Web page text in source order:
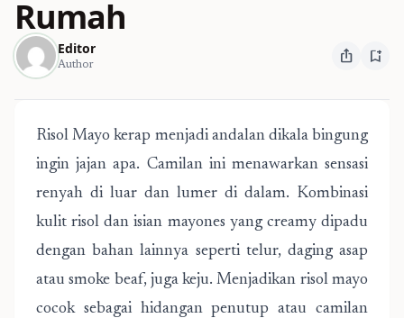
Rumah
Editor
Author ios_share bookmark_add
Risol Mayo kerap menjadi andalan dikala bingung
ingin jajan apa. Camilan ini menawarkan sensasi
renyah di luar dan lumer di dalam. Kombinasi
kulit risol dan isian mayones yang creamy dipadu
dengan bahan lainnya seperti telur, daging asap
atau smoke beaf, juga keju. Menjadikan risol mayo
cocok sebagai hidangan penutup atau camilan